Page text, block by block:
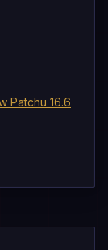
Patchu 16.6